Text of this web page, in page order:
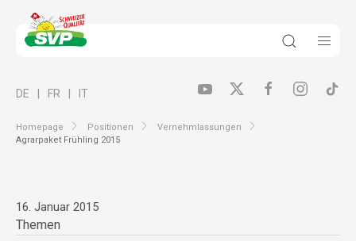
Homepage Positionen
Vernehmlassungen
Agrarpaket Frühling 2015
DE FR IT
16. Januar 2015
Themen